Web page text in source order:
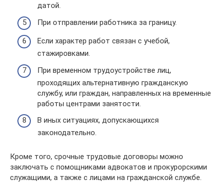
датой.
При отправлении работника за границу.
Если характер работ связан с учебой,
стажировками.
При временном трудоустройстве лиц,
проходящих альтернативную гражданскую
службу, или граждан, направленных на временные
работы центрами занятости.
В иных ситуациях, допускающихся
законодательно.
Кроме того, срочные трудовые договоры можно
заключать с помощниками адвокатов и прокурорскими
служащими, а также с лицами на гражданской службе.